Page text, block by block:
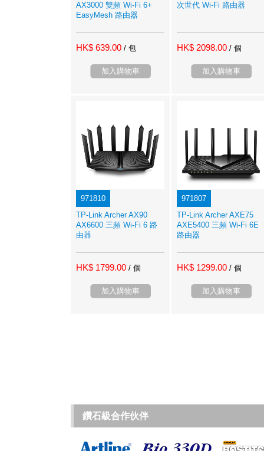
AX3000 雙頻 Wi-Fi 6+
EasyMesh 路由器
HK$ 639.00 / 包
加入購物車
次世代 Wi-Fi 路由器
HK$ 2098.00 / 個
加入購物車
971810
TP-Link Archer AX90
AX6600 三頻 Wi-Fi 6 路
由器
HK$ 1799.00 / 個
加入購物車
971807
TP-Link Archer AXE75
AXE5400 三頻 Wi-Fi 6E
路由器
HK$ 1299.00 / 個
加入購物車
鑽石級合作伙伴